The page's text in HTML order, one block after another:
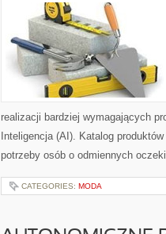
realizacji bardziej wymagających
Inteligencja (AI). Katalog
potrzeby osób o odmiennych
CATEGORIES: MODA